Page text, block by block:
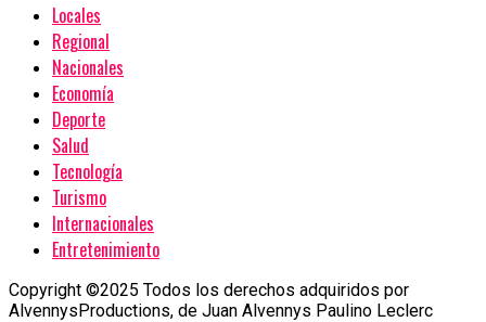
Locales
Regional
Nacionales
Economía
Deporte
Salud
Tecnología
Turismo
Internacionales
Entretenimiento
Copyright ©2025 Todos los derechos adquiridos por
AlvennysProductions, de Juan Alvennys Paulino Leclerc